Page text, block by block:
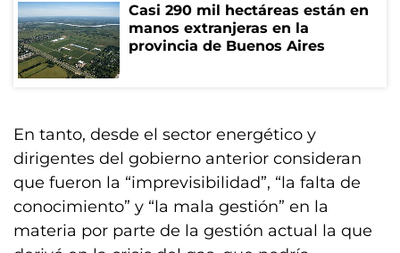
Casi 290 mil hectáreas están en
manos extranjeras en la
provincia de Buenos Aires
En tanto, desde el sector energético y
dirigentes del gobierno anterior consideran
que fueron la “imprevisibilidad”, “la falta de
conocimiento” y “la mala gestión” en la
materia por parte de la gestión actual la que